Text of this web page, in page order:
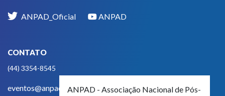
ANPAD_Oficial ANPAD
CONTATO
(44) 3354-8545
eventos@anpad.org.brANPAD - Associação Nacional de Pós-